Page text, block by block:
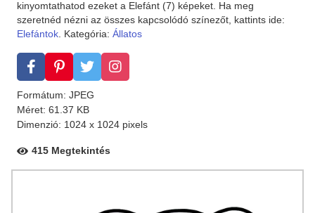
kinyomtathatod ezeket a Elefánt (7) képeket. Ha meg
szeretnéd nézni az összes kapcsolódó színezőt, kattints ide:
Elefántok. Kategória: Állatos
Formátum: JPEG
Méret: 61.37 KB
Dimenzió: 1024 x 1024 pixels
415 Megtekintés